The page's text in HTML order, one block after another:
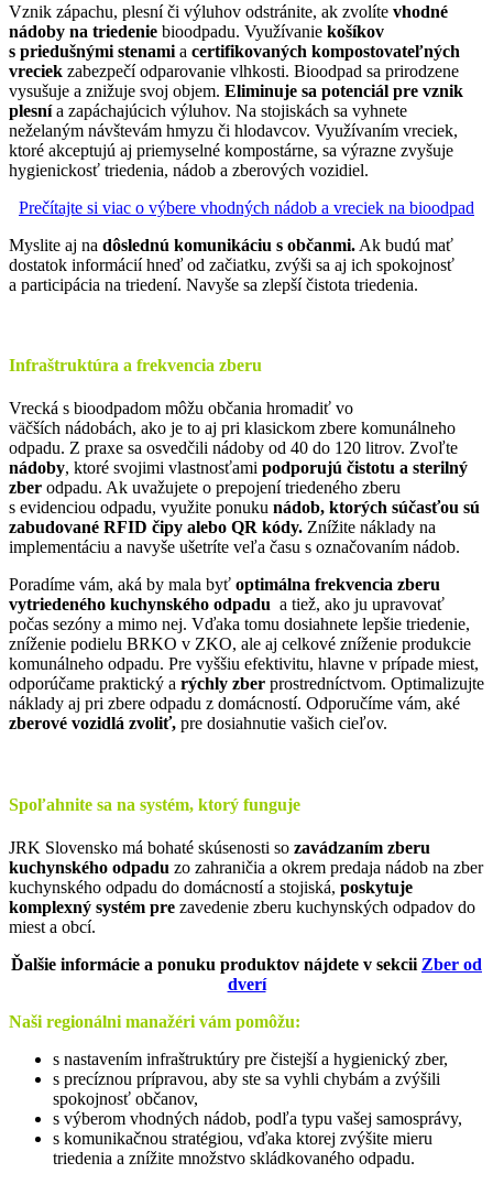
Vznik zápachu, plesní či výluhov odstránite, ak zvolíte vhodné
nádoby na triedenie bioodpadu. Využívanie košíkov
s priedušnými stenami a certifikovaných kompostovateľných
vreciek zabezpečí odparovanie vlhkosti. Bioodpad sa prirodzene
vysušuje a znižuje svoj objem. Eliminuje sa potenciál pre vznik
plesnía zapáchajúcich výluhov. Na stojiskách sa vyhnete
neželaným návštevám hmyzu či hlodavcov. Využívaním vreciek,
ktoré akceptujú aj priemyselné kompostárne, sa výrazne zvyšuje
hygienickosť triedenia, nádob a zberových vozidiel.
Prečítajte si viac o výbere vhodných nádob a vreciek na bioodpad
Myslite aj na dôslednú komunikáciu s občanmi. Ak budú mať
dostatok informácií hneď od začiatku, zvýši sa aj ich spokojnosť
a participácia na triedení. Navyše sa zlepší čistota triedenia.
Infraštruktúra a frekvencia zberu
Vrecká s bioodpadom môžu občania hromadiť vo
väčších nádobách, ako je to aj pri klasickom zbere komunálneho
odpadu. Z praxe sa osvedčili nádoby od 40 do 120 litrov. Zvoľte
nádoby, ktoré svojimi vlastnosťami podporujú čistotu a sterilný
zber odpadu. Ak uvažujete o prepojení triedeného zberu
s evidenciou odpadu, využite ponuku nádob, ktorých súčasťou sú
zabudované RFID čipy alebo QR kódy. Znížite náklady na
implementáciu a navyše ušetríte veľa času s označovaním nádob.
Poradíme vám, aká by mala byť optimálna frekvencia zberu
vytriedeného kuchynského odpadu a tiež, ako ju upravovať
počas sezóny a mimo nej. Vďaka tomu dosiahnete lepšie triedenie,
zníženie podielu BRKO v ZKO, ale aj celkové zníženie produkcie
komunálneho odpadu. Pre vyššiu efektivitu, hlavne v prípade miest,
odporúčame praktický a rýchly zber prostredníctvom. Optimalizujte
náklady aj pri zbere odpadu z domácností. Odporučíme vám, aké
zberové vozidlá zvoliť, pre dosiahnutie vašich cieľov.
Spoľahnite sa na systém, ktorý funguje
JRK Slovensko má bohaté skúsenosti so zavádzaním zberu
kuchynského odpadu zo zahraničia a okrem predaja nádob na zber
kuchynského odpadu do domácností a stojiská, poskytuje
komplexný systém pre zavedenie zberu kuchynských odpadov do
miest a obcí.
Ďalšie informácie a ponuku produktov nájdete v sekcii Zber od
dverí
Naši regionálni manažéri vám pomôžu:
s nastavením infraštruktúry pre čistejší a hygienický zber,
s precíznou prípravou, aby ste sa vyhli chybám a zvýšili
spokojnosť občanov,
s výberom vhodných nádob, podľa typu vašej samosprávy,
s komunikačnou stratégiou, vďaka ktorej zvýšite mieru
triedenia a znížite množstvo skládkovaného odpadu.